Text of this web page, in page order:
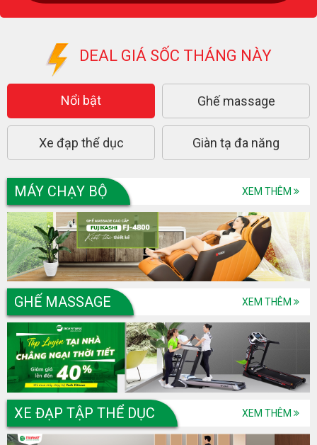
DEAL GIÁ SỐC THÁNG NÀY
Nổi bật Ghế massage
Xe đạp thể dục Giàn tạ đa năng
MÁY CHẠY BỘ XEM THÊM
GHẾ MASSAGE XEM THÊM
XE ĐẠP TẬP THỂ DỤC XEM THÊM